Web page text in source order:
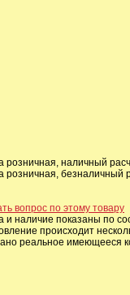
розничная, наличный
розничная, безналичный
вопрос по этому товару
и наличие показаны по
происходит
реальное имеющееся